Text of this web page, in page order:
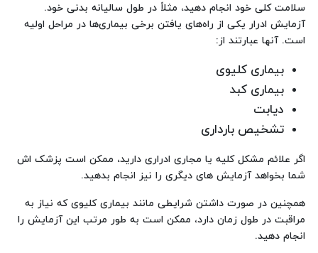
سلامت کلی خود انجام دهید، مثلاً در طول سالیانه بدنی خود.
آزمایش ادرار یکی از راه‌های یافتن برخی بیماری‌ها در مراحل اولیه
است. آنها عبارتند از:
بیماری کلیوی
بیماری کبد
دیابت
تشخیص بارداری
اگر علائم مشکل کلیه یا مجاری ادراری دارید، ممکن است پزشک اش
شما بخواهد آزمایش های دیگری را نیز انجام بدهید.
همچنین در صورت داشتن شرایطی مانند بیماری کلیوی که نیاز به
مراقبت در طول زمان دارد، ممکن است به طور مرتب این آزمایش را
انجام دهید.